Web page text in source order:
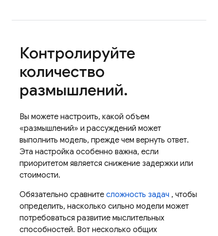
Контролируйте
количество
размышлений.
Вы можете настроить, какой объем
«размышлений» и рассуждений может
выполнить модель, прежде чем вернуть ответ.
Эта настройка особенно важна, если
приоритетом является снижение задержки или
стоимости.
Обязательно сравните сложность задач , чтобы
определить, насколько сильно модели может
потребоваться развитие мыслительных
способностей. Вот несколько общих